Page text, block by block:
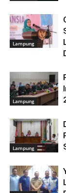
Lampung
Lampung
Lampung